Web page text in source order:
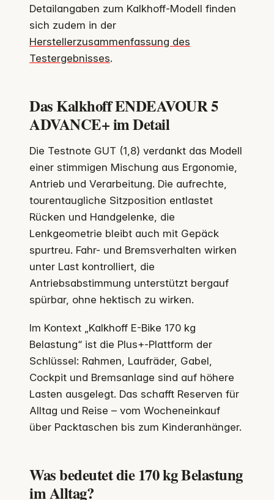
Detailangaben zum Kalkhoff-Modell finden
sich zudem in der
Herstellerzusammenfassung des
Testergebnisses.
Das Kalkhoff ENDEAVOUR 5
ADVANCE+ im Detail
Die Testnote GUT (1,8) verdankt das Modell
einer stimmigen Mischung aus Ergonomie,
Antrieb und Verarbeitung. Die aufrechte,
tourentaugliche Sitzposition entlastet
Rücken und Handgelenke, die
Lenkgeometrie bleibt auch mit Gepäck
spurtreu. Fahr- und Bremsverhalten wirken
unter Last kontrolliert, die
Antriebsabstimmung unterstützt bergauf
spürbar, ohne hektisch zu wirken.
Im Kontext „Kalkhoff E-Bike 170 kg
Belastung“ ist die Plus+-Plattform der
Schlüssel: Rahmen, Laufräder, Gabel,
Cockpit und Bremsanlage sind auf höhere
Lasten ausgelegt. Das schafft Reserven für
Alltag und Reise – vom Wocheneinkauf
über Packtaschen bis zum Kinderanhänger.
Was bedeutet die 170 kg Belastung
im Alltag?